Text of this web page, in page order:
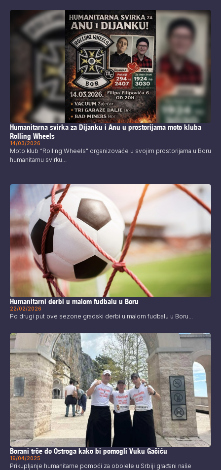
Humanitarna svirka za Dijanku i Anu u prostorijama moto kluba
Rolling Wheels
14/03/2026
Moto klub “Rolling Wheels” organizovaće u svojim prostorijama u Boru
humanitarnu svirku...
Humanitarni derbi u malom fudbalu u Boru
22/02/2026
Po drugi put ove sezone gradski derbi u malom fudbalu u Boru...
Borani trče do Ostroga kako bi pomogli Vuku Gačiću
19/04/2025
Prikupljanje humanitarne pomoći za obolele u Srbiji građani naše